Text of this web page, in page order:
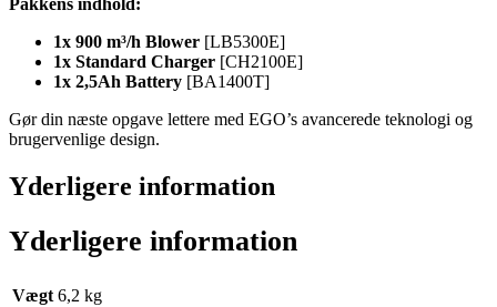
Pakkens indhold:
1x 900 m³/h Blower [LB5300E]
1x Standard Charger [CH2100E]
1x 2,5Ah Battery [BA1400T]
Gør din næste opgave lettere med EGO’s avancerede teknologi og
brugervenlige design.
Yderligere information
Yderligere information
Vægt 6,2 kg